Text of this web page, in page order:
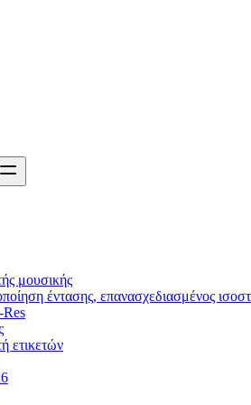
μουσικής
έντασης, επανασχεδιασμένος
ετικετών